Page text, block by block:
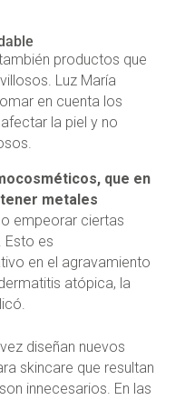
productos que
Luz María
en cuenta los
la piel y no
que en
metales
empeorar ciertas
Esto es
en el agravamiento
atópica, la
diseñan nuevos
skincare que resultan
innecesarios. En las